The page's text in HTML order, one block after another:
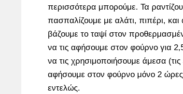
περισσότερα μπορούμε. Τα
πασπαλίζουμε με αλάτι, πιπέρι,
βάζουμε το ταψί στον
να τις αφήσουμε στον φούρνο για
να τις χρησιμοποιήσουμε άμεσα
αφήσουμε στον φούρνο μόνο 2
εντελώς.